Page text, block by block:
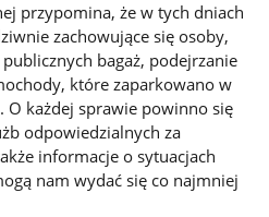
przypomina, że w tych dniach
zachowujące się osoby,
bagaż, podejrzanie
które zaparkowano w
O każdej sprawie powinno się
odpowiedzialnych za
informacje o sytuacjach
nam wydać się co najmniej